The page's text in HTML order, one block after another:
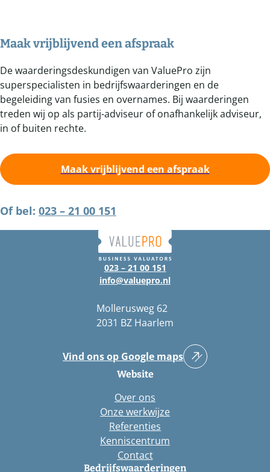
Maak vrijblijvend een afspraak
De waarderingsdeskundigen van ValuePro zijn
superspecialisten in bedrijfswaarderingen en de
begeleiding van fusies en overnames. Bij waarderingen
treden wij op als partij-adviseur of onafhankelijk adviseur,
in of buiten rechte.
Maak vrijblijvend een afspraak
Of bel: 023 – 21 00 151
023 – 21 00 151
info@valuepro.nl
Mollerusweg 62
2031 BZ Haarlem
Vind ons op Google maps
Website
Over ons
Onze werkwijze
Referenties
Kenniscentrum
Contact
Bedrijfswaarderingen